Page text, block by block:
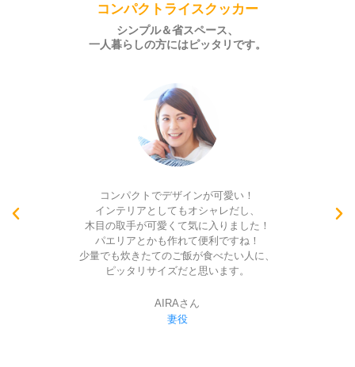
コンパクトライスクッカー
シンプル＆省スペース、
一人暮らしの方にはピッタリです。
コンパクトで可愛いかったです。
お粥もつくれるなんて、
凄く便利だと思います！
佳凜さん
娘役